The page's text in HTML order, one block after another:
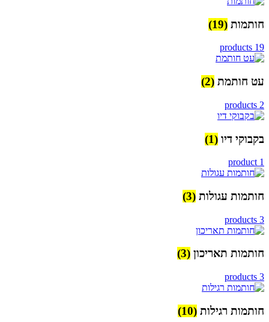
חותמות (19)
19 products
עט חותמת (2)
2 products
בקבוקי דיו (1)
1 product
חותמות עגולות (3)
3 products
חותמות תאריכון (3)
3 products
חותמות רגילות (10)